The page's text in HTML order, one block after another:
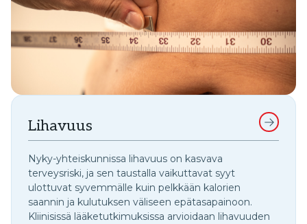
Lihavuus
Nyky-yhteiskunnissa lihavuus on kasvava
terveysriski, ja sen taustalla vaikuttavat syyt
ulottuvat syvemmälle kuin pelkkään kalorien
saannin ja kulutuksen väliseen epätasapainoon.
Kliinisissä lääketutkimuksissa arvioidaan lihavuuden